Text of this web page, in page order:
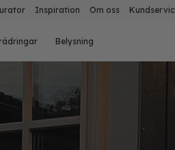
Inspiration Om oss
Belysning